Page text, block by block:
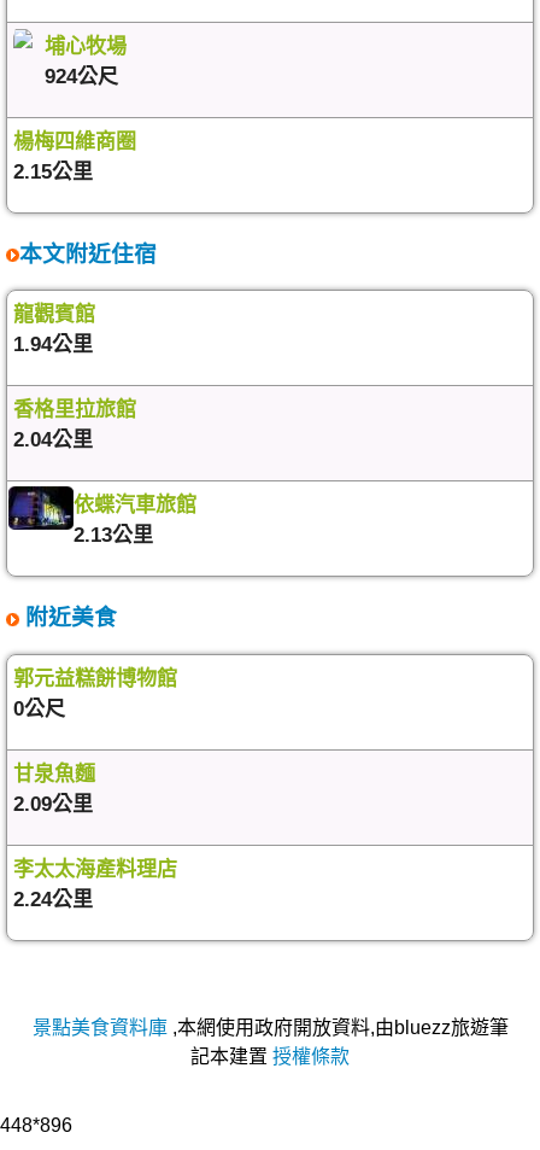
埔心牧場
924公尺
楊梅四維商圈
2.15公里
本文附近住宿
龍觀賓館
1.94公里
香格里拉旅館
2.04公里
依蝶汽車旅館
2.13公里
附近美食
郭元益糕餅博物館
0公尺
甘泉魚麵
2.09公里
李太太海產料理店
2.24公里
景點美食資料庫,本網使用政府開放資料,由bluezz旅遊筆
記本建置 授權條款
448*896